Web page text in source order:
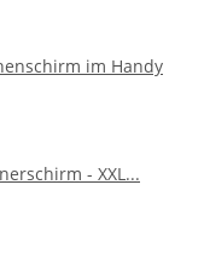
im Handy